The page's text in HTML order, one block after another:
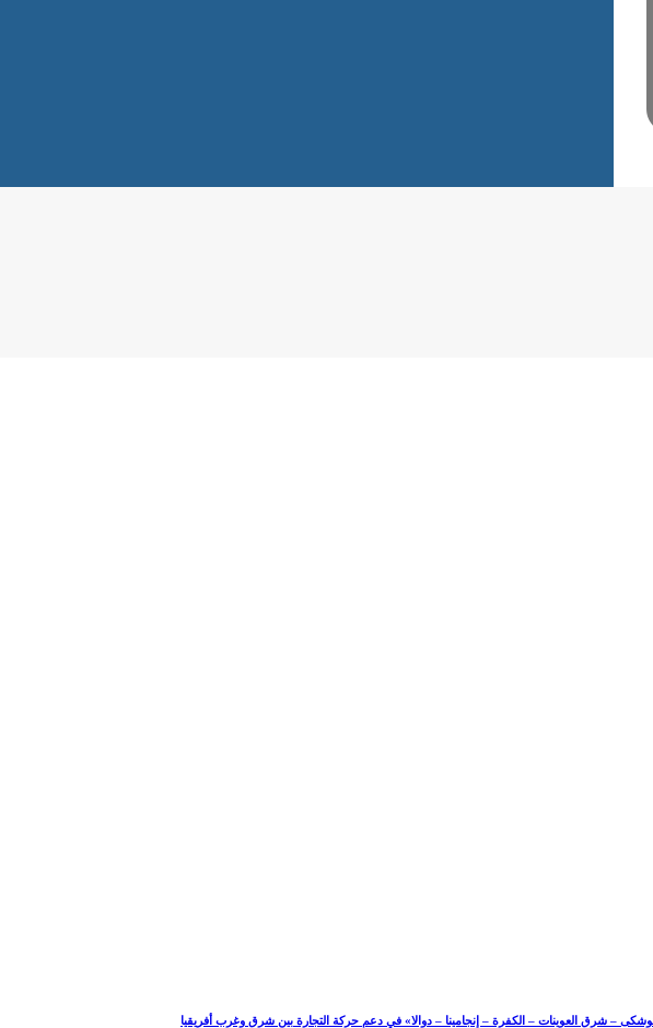
– شرق العوينات – الكفرة – إنجامينا – دوالا» في دعم حركة التجارة بين شرق وغرب أفريقيا